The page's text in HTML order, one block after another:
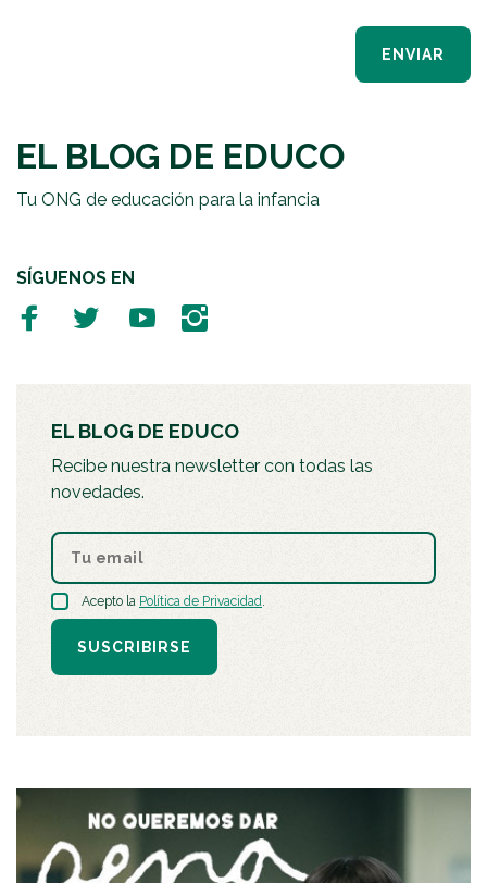
ENVIAR
EL BLOG DE EDUCO
Tu ONG de educación para la infancia
SÍGUENOS EN
EL BLOG DE EDUCO
Recibe nuestra newsletter con todas las
novedades.
Acepto la Política de Privacidad
SUSCRIBIRSE